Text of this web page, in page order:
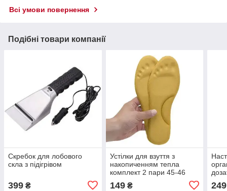
Всі умови повернення
Подібні товари компанії
Скребок для лобового
скла з підігрівом
399 ₴
Устілки для взуття з
накопиченням тепла
комплект 2 пари 45-46
149₴ 249